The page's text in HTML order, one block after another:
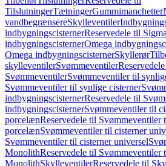
TilslutningerTætningerGummimanchetter
vandbegrænsereSkylleventiler
indbygningscisternerReservedele til Sigma
indbygningscisternerOmega
Omega indbygningscisternerSkyllerør
skylleventilerSvømmeventiler
SvømmeventilerSvømmeventiler til
Svømmeventiler til synlige cisterner
indbygningscisternerReservedele til
indbygningscisternerSvømmeventiler til
porcelænReservedele til Svømmeventiler
porcelænSvømmeventiler til cisterner
Svømmeventiler til cisterner universel
MonolithReservedele til Svømmeventiler
MonolithSkylleventilerReservedele til